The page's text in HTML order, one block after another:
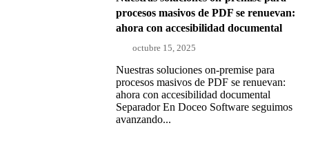
procesos masivos de PDF se renuevan:
ahora con accesibilidad documental
octubre 15, 2025
Nuestras soluciones on-premise para
procesos masivos de PDF se renuevan:
ahora con accesibilidad documental
Separador En Doceo Software seguimos
avanzando...